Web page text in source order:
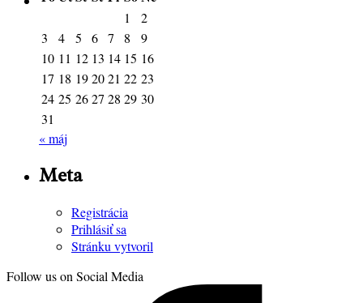
1
2
3
4 5 6 7 8
9
10 11 12 13 14 15 16
17 18 192021 22 23
24 25 2627 28 29 30
31
« máj
Meta
Registrácia
Prihlásiť sa
Stránku vytvoril
Follow us on Social Media